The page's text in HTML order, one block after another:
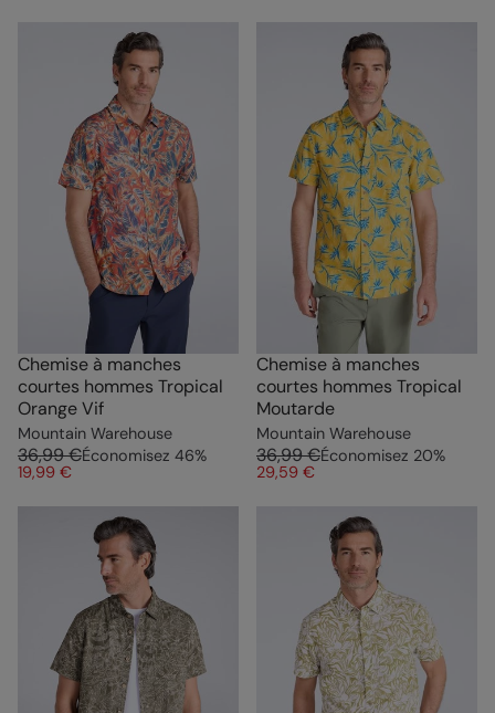
Chemise à manches
courtes hommes Tropical
Orange Vif
Mountain Warehouse
36,99 €Économisez 46%
19,99 €
Chemise à manches
courtes hommes Tropical
Moutarde
Mountain Warehouse
36,99 €Économisez 20%
29,59 €